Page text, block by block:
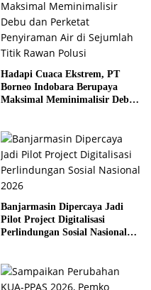
Hadapi Cuaca Ekstrem, PT
Borneo Indobara Berupaya
Maksimal Meminimalisir Debu
Banjarmasin Dipercaya Jadi
Pilot Project Digitalisasi
Perlindungan Sosial Nasional